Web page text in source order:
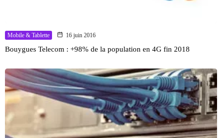
Mobile & Tablette 16 juin 2016
Bouygues Telecom : +98% de la population en 4G fin 2018